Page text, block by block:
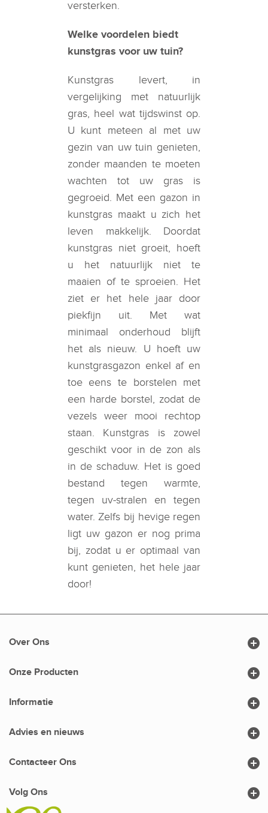
versterken.
Welke voordelen biedt
kunstgras voor uw tuin?
Kunstgras levert, in
vergelijking met natuurlijk
gras, heel wat tijdswinst op.
U kunt meteen al met uw
gezin van uw tuin genieten,
zonder maanden te moeten
wachten tot uw gras is
gegroeid. Met een gazon in
kunstgras maakt u zich het
leven makkelijk. Doordat
kunstgras niet groeit, hoeft
u het natuurlijk niet te
maaien of te sproeien. Het
ziet er het hele jaar door
piekfijn uit. Met wat
minimaal onderhoud blijft
het als nieuw. U hoeft uw
kunstgrasgazon enkel af en
toe eens te borstelen met
een harde borstel, zodat de
vezels weer mooi rechtop
staan. Kunstgras is zowel
geschikt voor in de zon als
in de schaduw. Het is goed
bestand tegen warmte,
tegen uv-stralen en tegen
water. Zelfs bij hevige regen
ligt uw gazon er nog prima
bij, zodat u er optimaal van
kunt genieten, het hele jaar
door!
Over Ons 
Onze Producten 
Contacteer Ons 
Volg Ons 
Informatie 
Advies en nieuws 